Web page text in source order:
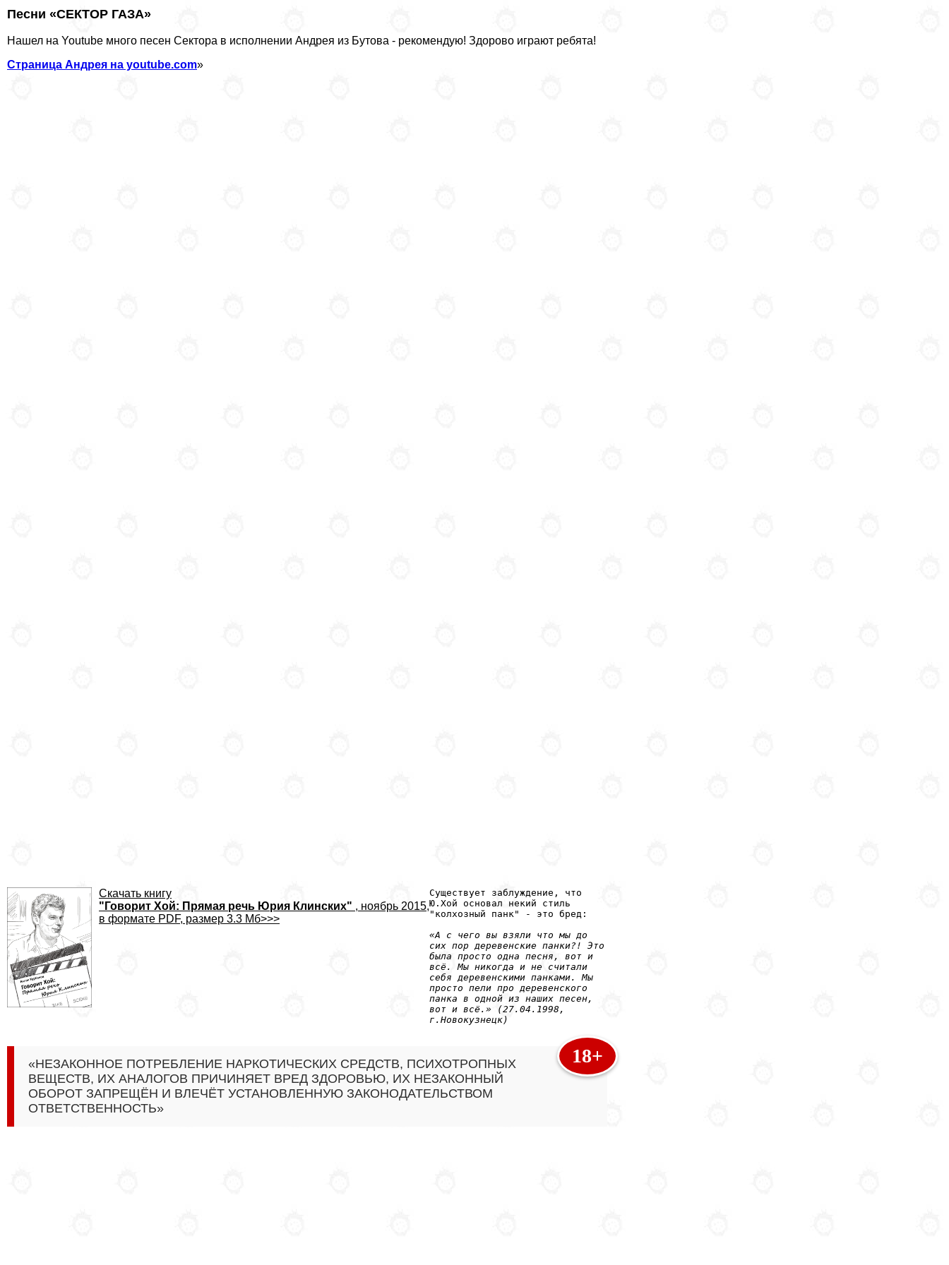
Песни «СЕКТОР ГАЗА»
Нашел на Youtube много песен Сектора в исполнении Андрея из Бутова - рекомендую! Здорово играют ребята!
Страница Андрея на youtube.com»
Скачать книгу
"Говорит Хой: Прямая речь Юрия Клинских" , ноябрь 2015,
в формате PDF, размер 3.3 Мб>>>
Существует заблуждение, что
Ю.Хой основал некий стиль
"колхозный панк" - это бред:
«А с чего вы взяли что мы до
сих пор деревенские панки?! Это
была просто одна песня, вот и
всё. Мы никогда и не считали
себя деревенскими панками. Мы
просто пели про деревенского
панка в одной из наших песен,
вот и всё.» (27.04.1998,
г.Новокузнецк)
18+
«НЕЗАКОННОЕ ПОТРЕБЛЕНИЕ НАРКОТИЧЕСКИХ СРЕДСТВ, ПСИХОТРОПНЫХ
ВЕЩЕСТВ, ИХ АНАЛОГОВ ПРИЧИНЯЕТ ВРЕД ЗДОРОВЬЮ, ИХ НЕЗАКОННЫЙ
ОБОРОТ ЗАПРЕЩЁН И ВЛЕЧЁТ УСТАНОВЛЕННУЮ ЗАКОНОДАТЕЛЬСТВОМ
ОТВЕТСТВЕННОСТЬ»